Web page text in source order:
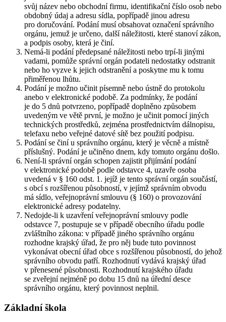
svůj název nebo obchodní firmu, identifikační číslo osob nebo
obdobný údaj a adresu sídla, popřípadě jinou adresu
pro doručování. Podání musí obsahovat označení správního
orgánu, jemuž je určeno, další náležitosti, které stanoví zákon,
a podpis osoby, která je činí.
Nemá-li podání předepsané náležitosti nebo trpí-li jinými
vadami, pomůže správní orgán podateli nedostatky odstranit
nebo ho vyzve k jejich odstranění a poskytne mu k tomu
přiměřenou lhůtu.
Podání je možno učinit písemně nebo ústně do protokolu
anebo v elektronické podobě. Za podmínky, že podání
je do 5 dnů potvrzeno, popřípadě doplněno způsobem
uvedeným ve větě první, je možno je učinit pomocí jiných
technických prostředků, zejména prostřednictvím dálnopisu,
telefaxu nebo veřejné datové sítě bez použití podpisu.
Podání se činí u správního orgánu, který je věcně a místně
příslušný. Podání je učiněno dnem, kdy tomuto orgánu došlo.
Není-li správní orgán schopen zajistit přijímání podání
v elektronické podobě podle odstavce 4, uzavře osoba
uvedená v § 160 odst. 1. jejíž je tento správní orgán součástí,
s obcí s rozšířenou působností, v jejímž správním obvodu
má sídlo, veřejnoprávní smlouvu (§ 160) o provozování
elektronické adresy podatelny.
Nedojde-li k uzavření veřejnoprávní smlouvy podle
odstavce 7, postupuje se v případě obecního úřadu podle
zvláštního zákona: v případě jiného správního orgánu
rozhodne krajský úřad, že pro něj bude tuto povinnost
vykonávat obecní úřad obce s rozšířenou působností, do jehož
správního obvodu patří. Rozhodnutí vydává krajský úřad
v přenesené působnosti. Rozhodnutí krajského úřadu
se zveřejní nejméně po dobu 15 dnů na úřední desce
správního orgánu, který povinnost neplnil.
Základní škola